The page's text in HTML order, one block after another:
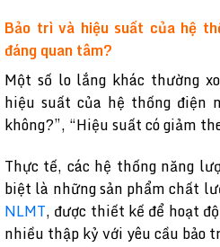
Bảo trì và hiệu suất của hệ
đáng quan tâm?
Một số lo lắng khác thường
hiệu suất của hệ thống điện
không?”, “Hiệu suất có giảm
Thực tế, các hệ thống năng
biệt là những sản phẩm chất
NLMT, được thiết kế để hoạt
nhiều thập kỷ với yêu cầu bảo